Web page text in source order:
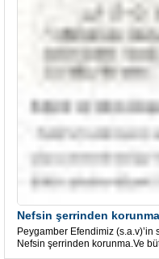
Peygamber Efendimiz
Nefsin şerrinden korunma.Ve